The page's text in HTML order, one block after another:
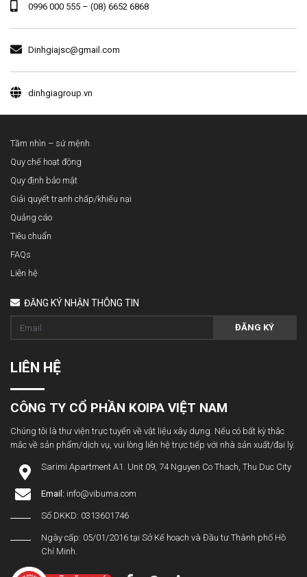
0996 000 555 – (08) 6652 6868
Dinhgiajsc@gmail.com
dinhgiagroup.vn
Tầm nhìn – sứ mệnh
Quy chế hoạt động
Quy định bảo mật
Giải quyết tranh chấp/khiếu nại
Quảng cáo
Tiêu chuẩn
FAQs
Liên hệ
ĐĂNG KÝ NHẬN THÔNG TIN
ĐĂNG KÝ
LIÊN HỆ
CÔNG TY CỔ PHẦN KOIPA VIỆT NAM
Chúng tôi là thư viện trực tuyến về vật liệu xây dựng. Nếu có bất kỳ thắc
mắc về sản phẩm/dịch vụ, vui lòng liên hệ trực tiếp với nhà sản xuất/đại lý.
Sarimi Apartment A1. Unit 09, 74 Nguyen Co Thach, Thu Duc City
Email: info@vibuma.com
Số DKKD: 0313601746
Ngày cấp: 05/01/2016 tại Sở Kế hoạch và Đầu tư Thành phố Hồ
Chí Minh.